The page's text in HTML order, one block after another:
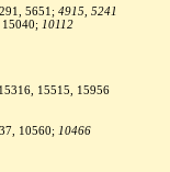
5651; 4915, 5241
10112
15515, 15956
10560; 10466